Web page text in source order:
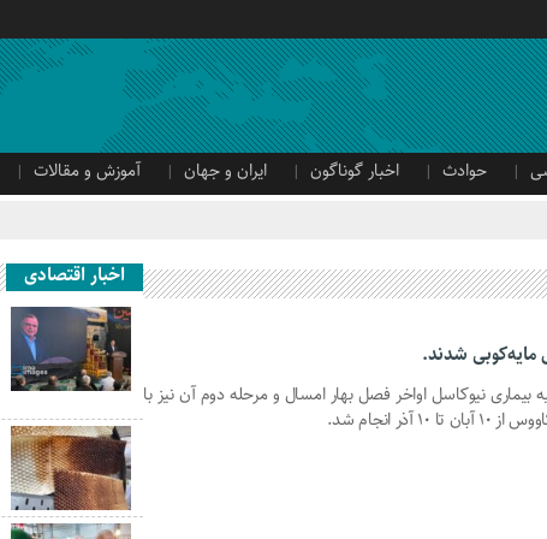
حوادث اخبار گوناگون ایران و جهان آموزش و مقالات
نیوکاسل اواخر فصل بهار امسال و مرحله دوم آن نیز با
انجام شد.
اخبار اقتصادی